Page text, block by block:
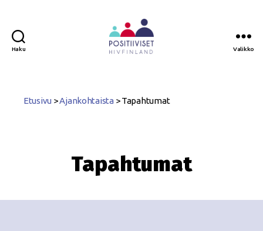
Haku Valikko
Etusivu >Ajankohtaista >Tapahtumat
Tapahtumat